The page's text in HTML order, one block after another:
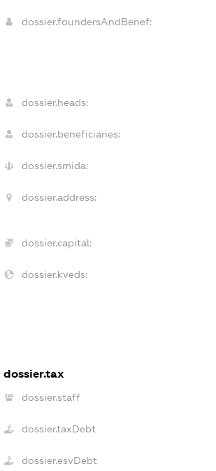
dossier.foundersAndBenef:
dossier.heads:
dossier.beneficiaries:
dossier.smida:
dossier.address:
dossier.capital:
dossier.kveds:
dossier.tax
dossier.staff
dossier.taxDebt
dossier.esvDebt